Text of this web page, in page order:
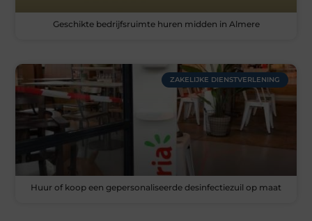
Geschikte bedrijfsruimte huren midden in Almere
ZAKELIJKE DIENSTVERLENING
Huur of koop een gepersonaliseerde desinfectiezuil op maat